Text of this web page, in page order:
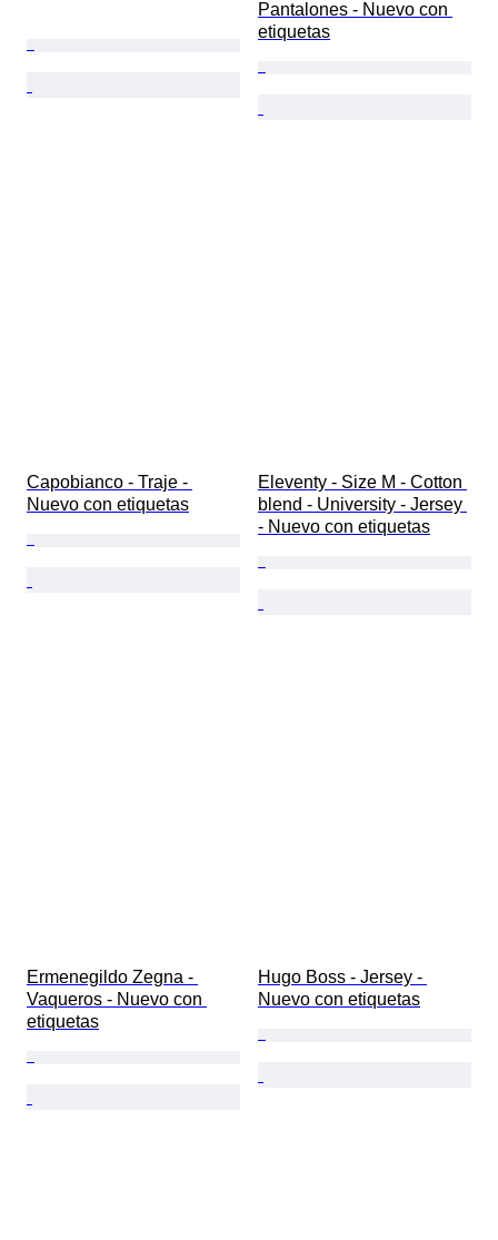
Pantalones - Nuevo con
etiquetas
Capobianco - Traje -
Nuevo con etiquetas
Eleventy - Size M - Cotton
blend - University - Jersey
- Nuevo con etiquetas
Ermenegildo Zegna -
Vaqueros - Nuevo con
etiquetas
Hugo Boss - Jersey -
Nuevo con etiquetas